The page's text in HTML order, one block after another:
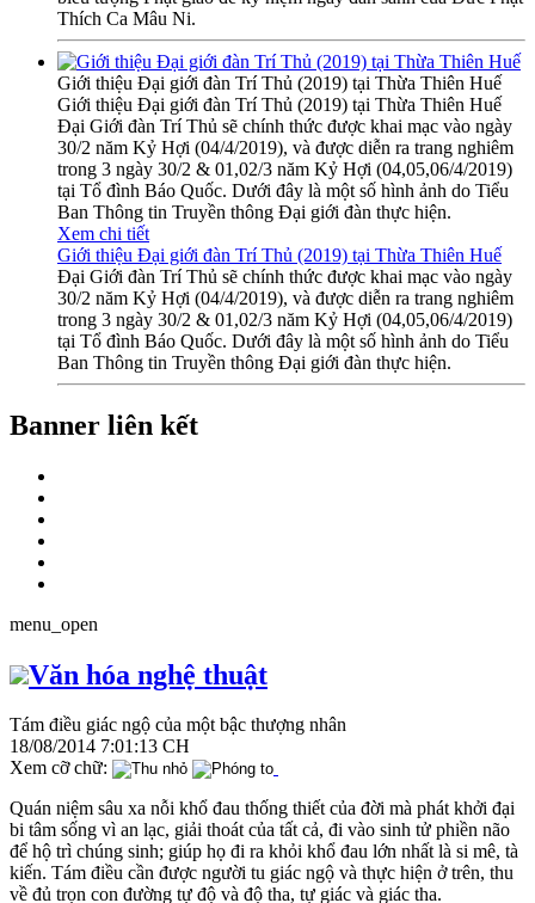
Thích Ca Mâu Ni.
Giới thiệu Đại giới đàn Trí Thủ (2019) tại Thừa Thiên Huế
Giới thiệu Đại giới đàn Trí Thủ (2019) tại Thừa Thiên Huế
Đại Giới đàn Trí Thủ sẽ chính thức được khai mạc vào ngày
30/2 năm Kỷ Hợi (04/4/2019), và được diễn ra trang nghiêm
trong 3 ngày 30/2 & 01,02/3 năm Kỷ Hợi (04,05,06/4/2019)
tại Tổ đình Báo Quốc. Dưới đây là một số hình ảnh do Tiểu
Ban Thông tin Truyền thông Đại giới đàn thực hiện.
Xem chi tiết
Giới thiệu Đại giới đàn Trí Thủ (2019) tại Thừa Thiên Huế
Đại Giới đàn Trí Thủ sẽ chính thức được khai mạc vào ngày
30/2 năm Kỷ Hợi (04/4/2019), và được diễn ra trang nghiêm
trong 3 ngày 30/2 & 01,02/3 năm Kỷ Hợi (04,05,06/4/2019)
tại Tổ đình Báo Quốc. Dưới đây là một số hình ảnh do Tiểu
Ban Thông tin Truyền thông Đại giới đàn thực hiện.
Banner liên kết
menu_open
Văn hóa nghệ thuật
Tám điều giác ngộ của một bậc thượng nhân
18/08/2014 7:01:13 CH
Xem cỡ chữ:
Quán niệm sâu xa nỗi khổ đau thống thiết của đời mà phát khởi đại
bi tâm sống vì an lạc, giải thoát của tất cả, đi vào sinh tử phiền não
để hộ trì chúng sinh; giúp họ đi ra khỏi khổ đau lớn nhất là si mê, tà
kiến. Tám điều cần được người tu giác ngộ và thực hiện ở trên, thu
về đủ trọn con đường tự độ và độ tha, tự giác và giác tha.